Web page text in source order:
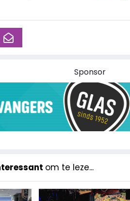
Sponsor
om te leze...